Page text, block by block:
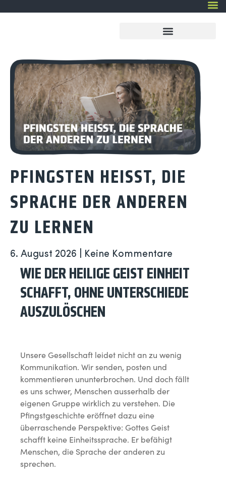
PFINGSTEN HEISST, DIE S
PRACHE DER ANDEREN Z
U LERNEN
6. August 2026 Keine Kommentare
WIE DER HEILIGE GEIST EINHEIT
SCHAFFT, OHNE UNTERSCHIEDE
AUSZULÖSCHEN
Unsere Gesellschaft leidet nicht an zu wenig
Kommunikation. Wir senden, posten und
kommentieren ununterbrochen. Und doch fällt
es uns schwer, Menschen ausserhalb der
eigenen Gruppe wirklich zu verstehen. Die
Pfingstgeschichte eröffnet dazu eine
überraschende Perspektive: Gottes Geist
schafft keine Einheitssprache. Er befähigt
Menschen, die Sprache der anderen zu
sprechen.